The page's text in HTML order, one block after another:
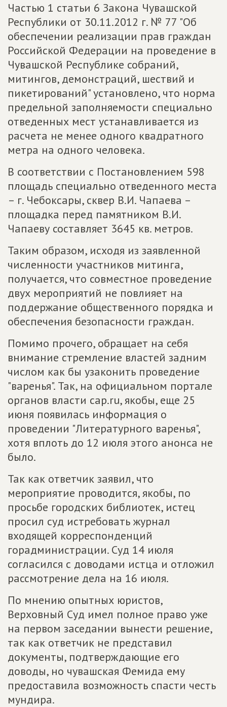
Частью 1 статьи 6 Закона Чувашской
Республики от 30.11.2012 г. № 77 "Об
обеспечении реализации прав граждан
Российской Федерации на проведение в
Чувашской Республике собраний,
митингов, демонстраций, шествий и
пикетирований" установлено, что норма
предельной заполняемости специально
отведенных мест устанавливается из
расчета не менее одного квадратного
метра на одного человека.
В соответствии с Постановлением 598
площадь специально отведенного места
– г. Чебоксары, сквер В.И. Чапаева –
площадка перед памятником В.И.
Чапаеву составляет 3645 кв. метров.
Таким образом, исходя из заявленной
численности участников митинга,
получается, что совместное проведение
двух мероприятий не повлияет на
поддержание общественного порядка и
обеспечения безопасности граждан.
Помимо прочего, обращает на себя
внимание стремление властей задним
числом как бы узаконить проведение
"варенья". Так, на официальном портале
органов власти cap.ru, якобы, еще 25
июня появилась информация о
проведении "Литературного варенья",
хотя вплоть до 12 июля этого анонса не
было.
Так как ответчик заявил, что
мероприятие проводится, якобы, по
просьбе городских библиотек, истец
просил суд истребовать журнал
входящей корреспонденций
горадминистрации. Суд 14 июля
согласился с доводами истца и отложил
рассмотрение дела на 16 июля.
По мнению опытных юристов,
Верховный Суд имел полное право уже
на первом заседании вынести решение,
так как ответчик не представил
документы, подтверждающие его
доводы, но чувашская Фемида ему
предоставила возможность спасти честь
мундира.